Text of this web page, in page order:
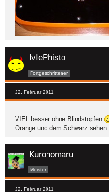
IvIePhisto
Fortgeschrittener
22. Februar 2011
VIEL besser ohne Blindstopfen
Orange und dem Schwarz sehen
Kuronomaru
Meister
22. Februar 2011